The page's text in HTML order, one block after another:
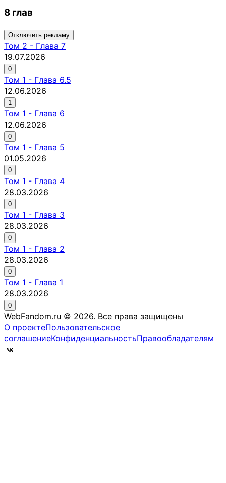
8 глав
Отключить рекламу
Том 2 - Глава 7
19.07.2026
0
Том 1 - Глава 6.5
12.06.2026
1
Том 1 - Глава 6
12.06.2026
0
Том 1 - Глава 5
01.05.2026
0
Том 1 - Глава 4
28.03.2026
0
Том 1 - Глава 3
28.03.2026
0
Том 1 - Глава 2
28.03.2026
0
Том 1 - Глава 1
28.03.2026
0
WebFandom.ru © 2026. Все права защищены
О проектеПользовательское
соглашениеКонфиденциальностьПравообладателям